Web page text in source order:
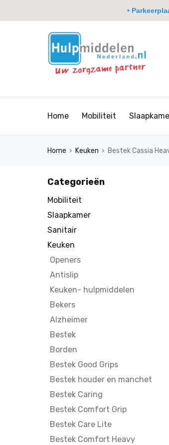
Home Mobiliteit
Home › Keuken › Bestek Cassia
Categorieën
Mobiliteit
Slaapkamer
Sanitair
Keuken
Openers
Antislip
Keuken- hulpmiddelen
Bekers
Alzheimer
Bestek
Borden
Bestek Good Grips
Bestek houder en manchet
Bestek Caring
Bestek Comfort Grip
Bestek Care Lite
Bestek Comfort Heavy
•